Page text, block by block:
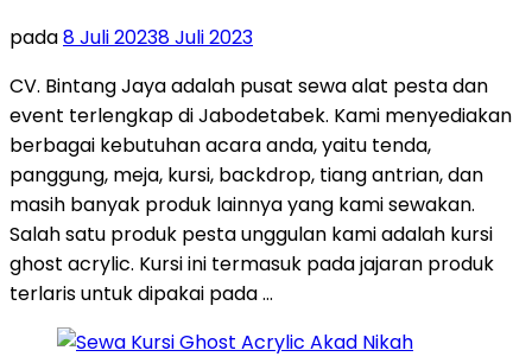
pada8 Juli 20238 Juli 2023
CV. Bintang Jaya adalah pusat sewa alat pesta dan
event terlengkap di Jabodetabek. Kami menyediakan
berbagai kebutuhan acara anda, yaitu tenda,
panggung, meja, kursi, backdrop, tiang antrian, dan
masih banyak produk lainnya yang kami sewakan.
Salah satu produk pesta unggulan kami adalah kursi
ghost acrylic. Kursi ini termasuk pada jajaran produk
terlaris untuk dipakai pada …